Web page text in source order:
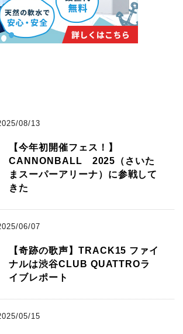
08/13
【今年初開催フェス！】
CANNONBALL 2025（さいた
まスーパーアリーナ）に参戦して
きた
06/07
【奇跡の歌声】TRACK15 ファイ
ナルは渋谷CLUB QUATTROラ
イブレポート
05/15